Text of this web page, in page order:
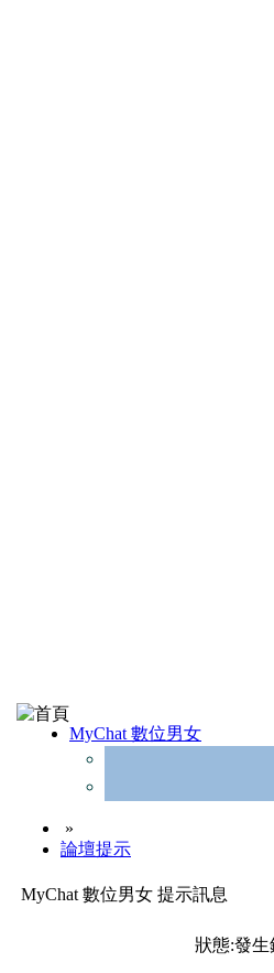
MyChat 數位男女
»
論壇提示
MyChat 數位男女 提示訊息
狀態:發生